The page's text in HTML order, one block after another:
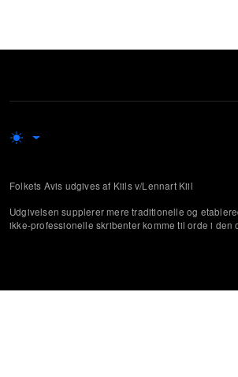
Folkets Avis udgives af Kiils v/Lennart Kiil
Udgivelsen supplerer mere traditionelle og
ikke-professionelle skribenter komme til orde i den